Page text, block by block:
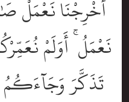
أَخْرِجْنَا نَعْمَلْ
نَعْمَلُ ۚ أَوَلَمْ
تَذَكَّرَ وَجَآءَكُمُ